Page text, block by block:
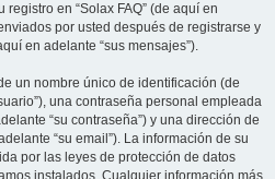
en “Solax FAQ” (de aquí en
por usted después de registrarse y
en adelante “sus mensajes”).
un nombre único de identificación (de
una contraseña personal empleada
“su contraseña”) y una dirección de
“su email”). La información de su
por las leyes de protección de datos
instalados. Cualquier información más